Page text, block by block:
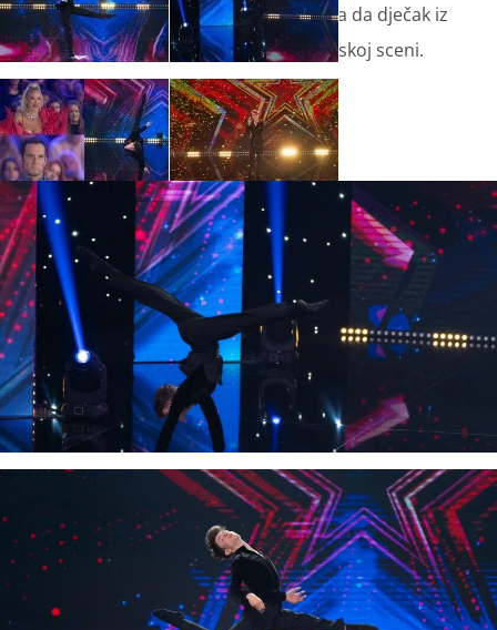
okušao i u glumi. Želi pokazati svima da dječak iz
malog mjesta može uspjeti na svjetskoj sceni.